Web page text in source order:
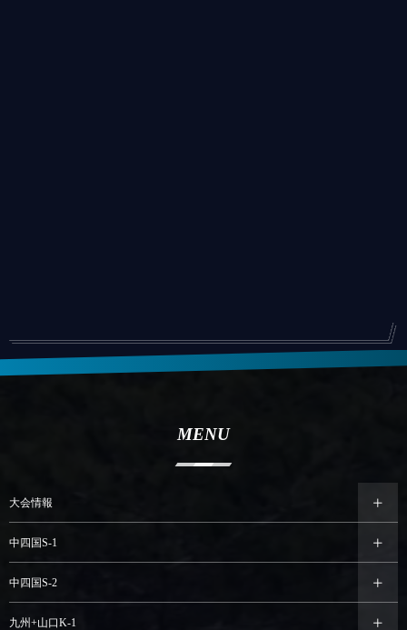
MENU
大会情報
中四国S-1
中四国S-2
九州+山口K-1